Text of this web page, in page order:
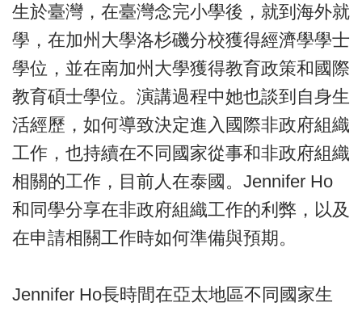
生於臺灣，在臺灣念完小學後，就到海外就
學，在加州大學洛杉磯分校獲得經濟學學士
學位，並在南加州大學獲得教育政策和國際
教育碩士學位。演講過程中她也談到自身生
活經歷，如何導致決定進入國際非政府組織
工作，也持續在不同國家從事和非政府組織
相關的工作，目前人在泰國。Jennifer Ho
和同學分享在非政府組織工作的利弊，以及
在申請相關工作時如何準備與預期。
Jennifer Ho長時間在亞太地區不同國家生